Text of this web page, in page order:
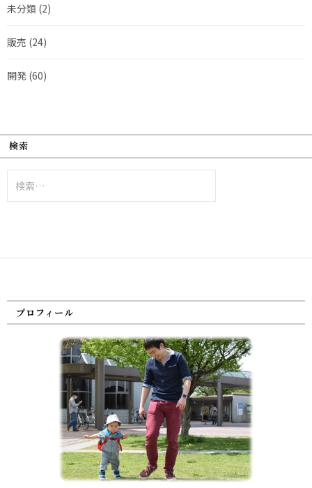
未分類 (2)
販売 (24)
開発 (60)
検索
索:
プロフィール